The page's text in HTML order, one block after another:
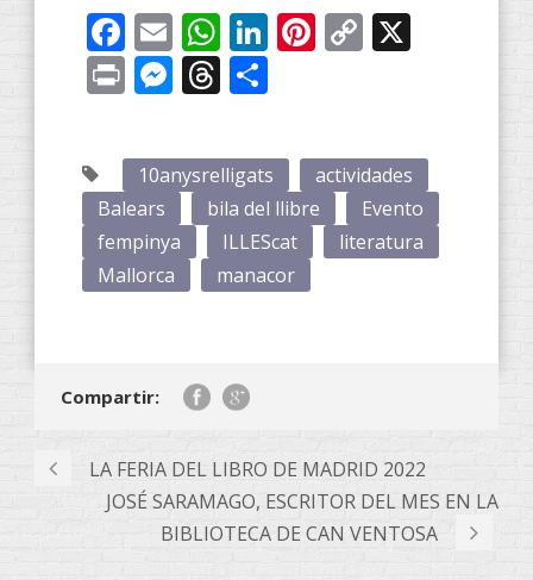
Facebook
EmailWhatsApp
LinkedIn
Pinterest
Copy
PrintMessenger
Threads
10anysrelligats
actividades
Balears
bila del llibre
Evento
fempinya
ILLEScat
literatura
Mallorca
manacor
Compartir:
LA FERIA DEL LIBRO DE MADRID 2022
JOSÉ SARAMAGO, ESCRITOR DEL MES EN LA
BIBLIOTECA DE CAN VENTOSA